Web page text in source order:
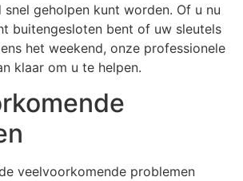
geholpen kunt worden. Of u nu
buitengesloten bent of uw sleutels
het weekend, onze professionele
klaar om u te helpen.
veelvoorkomende problemen